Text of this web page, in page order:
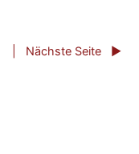
Nächste Seite